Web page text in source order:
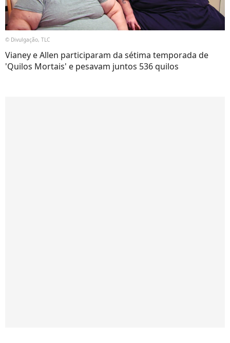
© Divulgação, TLC
Vianey e Allen participaram da sétima temporada de
'Quilos Mortais' e pesavam juntos 536 quilos